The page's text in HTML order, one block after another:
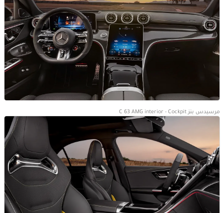
مرسيدس بنز C 63 AMG interior - Cockpit